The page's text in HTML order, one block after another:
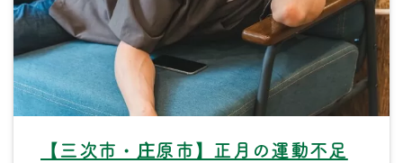
【三次市・庄原市】正月の運動不足